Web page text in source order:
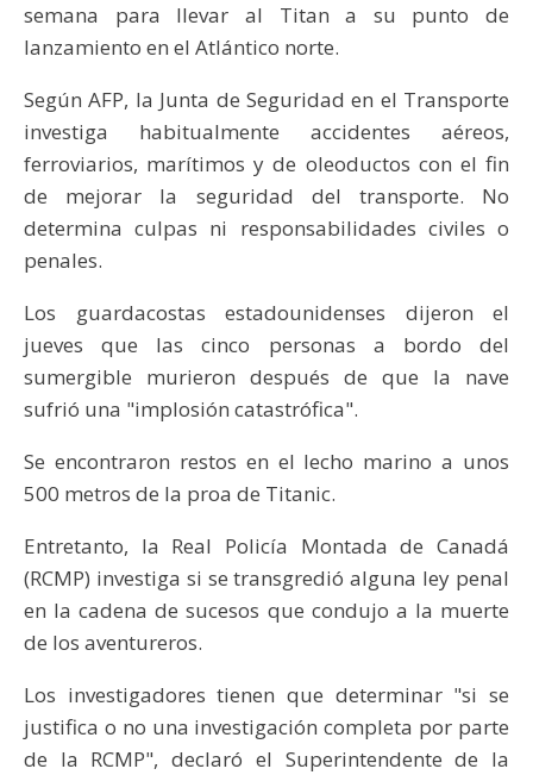
semana para llevar al Titan a su punto de
lanzamiento en el Atlántico norte.
Según AFP, la Junta de Seguridad en el Transporte
investiga habitualmente accidentes aéreos,
ferroviarios, marítimos y de oleoductos con el fin
de mejorar la seguridad del transporte. No
determina culpas ni responsabilidades civiles o
penales.
Los guardacostas estadounidenses dijeron el
jueves que las cinco personas a bordo del
sumergible murieron después de que la nave
sufrió una "implosión catastrófica".
Se encontraron restos en el lecho marino a unos
500 metros de la proa de Titanic.
Entretanto, la Real Policía Montada de Canadá
(RCMP) investiga si se transgredió alguna ley penal
en la cadena de sucesos que condujo a la muerte
de los aventureros.
Los investigadores tienen que determinar "si se
justifica o no una investigación completa por parte
de la RCMP", declaró el Superintendente de la